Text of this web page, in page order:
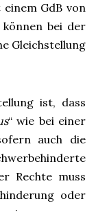
GdB von
bei der
Gleichstellung
ist, dass
“ wie bei einer
auch die
Rechte muss
oder